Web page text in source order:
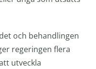
och behandlingen
regeringen flera
utveckla